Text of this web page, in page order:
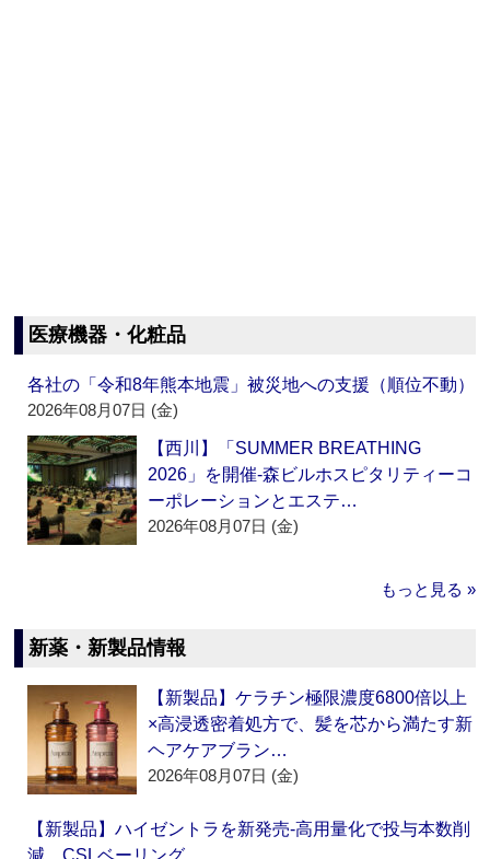
医療機器・化粧品
各社の「令和8年熊本地震」被災地への支援（順位不動）
2026年08月07日 (金)
【西川】「SUMMER BREATHING
2026」を開催‐森ビルホスピタリティーコ
ーポレーションとエステ…
2026年08月07日 (金)
もっと見る »
新薬・新製品情報
【新製品】ケラチン極限濃度6800倍以上
×高浸透密着処方で、髪を芯から満たす新
ヘアケアブラン…
2026年08月07日 (金)
【新製品】ハイゼントラを新発売‐高用量化で投与本数削